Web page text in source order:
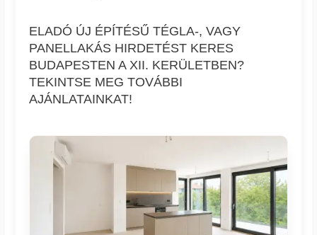
ELADÓ ÚJ ÉPÍTÉSŰ TÉGLA-, VAGY
PANELLAKÁS HIRDETÉST KERES
BUDAPESTEN A XII. KERÜLETBEN?
TEKINTSE MEG TOVÁBBI
AJÁNLATAINKAT!